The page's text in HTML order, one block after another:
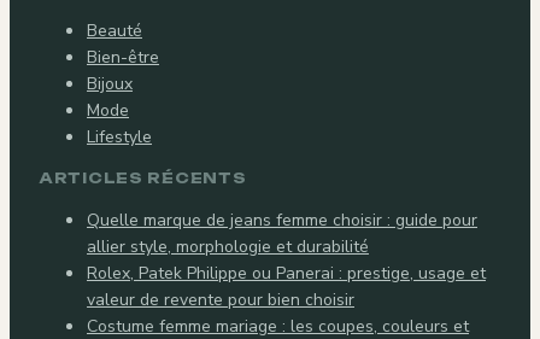
Beauté
Bien-être
Bijoux
Mode
Lifestyle
ARTICLES RÉCENTS
Quelle marque de jeans femme choisir : guide pour
allier style, morphologie et durabilité
Rolex, Patek Philippe ou Panerai : prestige, usage et
valeur de revente pour bien choisir
Costume femme mariage : les coupes, couleurs et